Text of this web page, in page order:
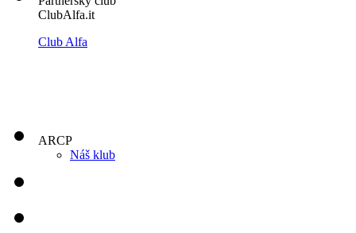
ClubAlfa.it
Club Alfa
ARCP
Náš klub